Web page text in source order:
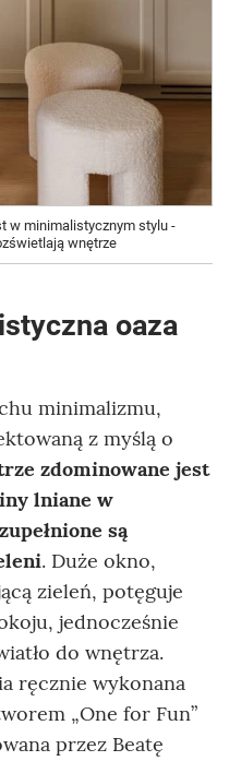
w minimalistycznym stylu -
wnętrze
oaza
minimalizmu,
z myślą o
zdominowane jest
lniane w
są
. Duże okno,
zieleń, potęguje
jednocześnie
do wnętrza.
ręcznie wykonana
„One for Fun”
przez Beatę